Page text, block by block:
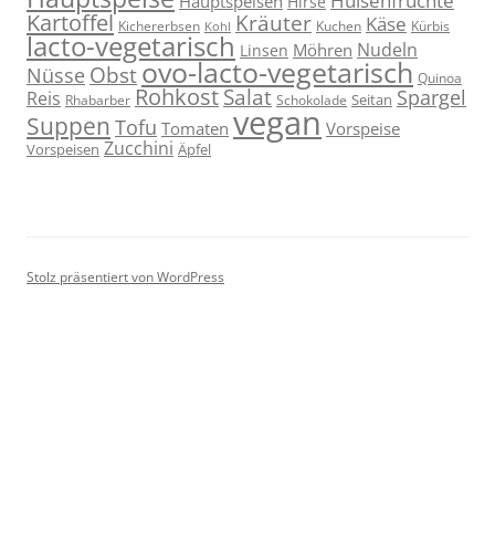
Kartoffel Kichererbsen Kohl Kräuter Kuchen Käse Kürbis
lacto-vegetarisch Linsen Möhren Nudeln
Nüsse Obstovo-lacto-vegetarisch Quinoa
Reis Rhabarber RohkostSalat Schokolade Seitan Spargel
Suppen Tofu Tomaten vegan Vorspeise
Vorspeisen Zucchini Äpfel
Stolz präsentiert von WordPress